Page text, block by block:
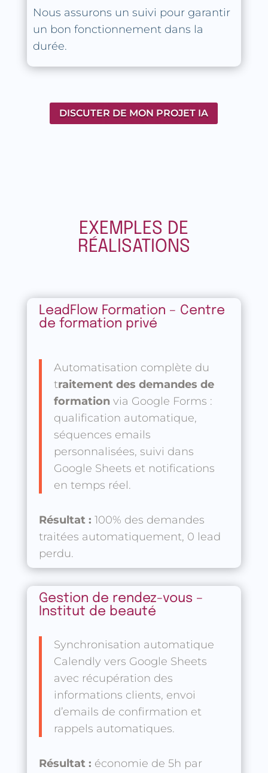
Nous assurons un suivi pour garantir
un bon fonctionnement dans la
durée.
DISCUTER DE MON PROJET IA
EXEMPLES DE
RÉALISATIONS
LeadFlow Formation – Centre
de formation privé
Automatisation complète du
traitement des demandes de
formationvia Google Forms :
qualification automatique,
séquences emails
personnalisées, suivi dans
Google Sheets et notifications
en temps réel.
Résultat : 100% des demandes
traitées automatiquement, 0 lead
perdu.
Gestion de rendez-vous –
Institut de beauté
Synchronisation automatique
Calendly vers Google Sheets
avec récupération des
informations clients, envoi
d’emails de confirmation et
rappels automatiques.
Résultat : économie de 5h par